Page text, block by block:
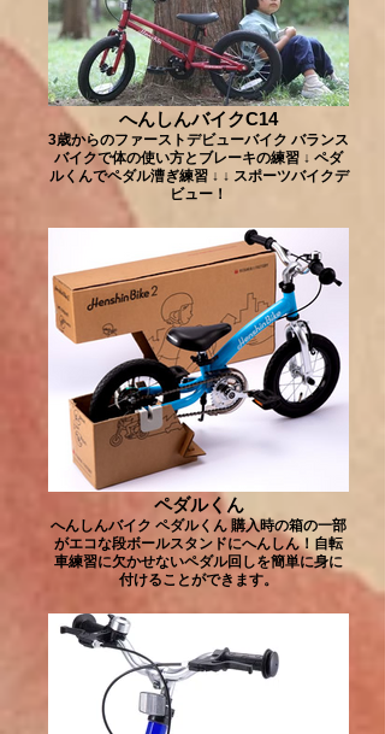
へんしんバイクC14
3歳からのファーストデビューバイク バランス
バイクで体の使い方とブレーキの練習 ↓ ペダ
ルくんでペダル漕ぎ練習 ↓ ↓ スポーツバイクデ
ビュー！
ペダルくん
へんしんバイク ペダルくん 購入時の箱の一部
がエコな段ボールスタンドにへんしん！自転
車練習に欠かせないペダル回しを簡単に身に
付けることができます。